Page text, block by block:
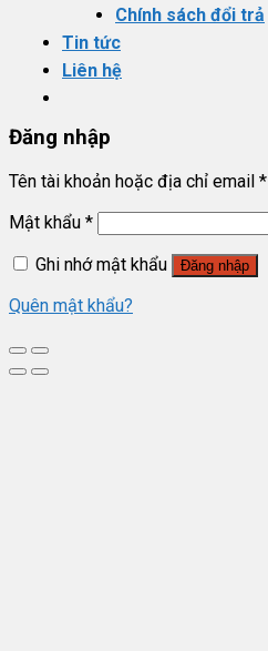
Chính sách đổi trả
Tin tức
Liên hệ
Đăng nhập
Tên tài khoản hoặc địa chỉ email *
Mật khẩu *
Ghi nhớ mật khẩu
Đăng nhập
Quên mật khẩu?